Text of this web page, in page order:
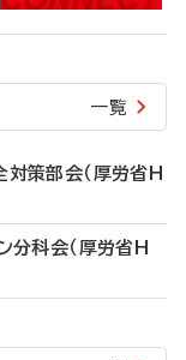
一覧
策部会（厚労省H
分科会（厚労省H